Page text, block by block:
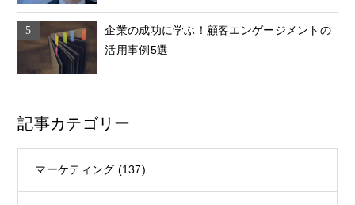
企業の成功に学ぶ！顧客エンゲージメントの
活用事例5選
記事カテゴリー
マーケティング (137)